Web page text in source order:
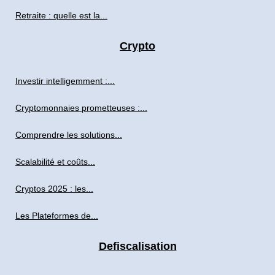
Retraite : quelle est la...
Crypto
Investir intelligemment :...
Cryptomonnaies prometteuses :...
Comprendre les solutions...
Scalabilité et coûts...
Cryptos 2025 : les...
Les Plateformes de...
Defiscalisation